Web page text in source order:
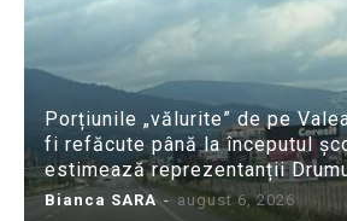
Porțiunile „vălurite” de pe
fi refăcute până la începutul
estimează reprezentanții
Bianca SARA - august 6, 2026